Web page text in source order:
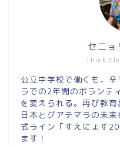
Think
セニ
公立中学校で働くも、
ラでの2年間のボランテ
を変えられる。再び教
日本とグアテマラの未
式ライン「すえにょす
ます！